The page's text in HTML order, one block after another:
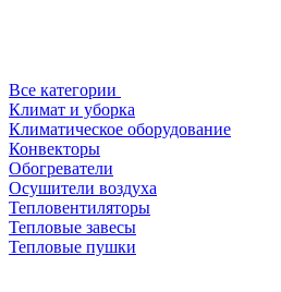
Все категории
Климат и уборка
Климатическое оборудование
Конвекторы
Обогреватели
Осушители воздуха
Тепловентиляторы
Тепловые завесы
Тепловые пушки